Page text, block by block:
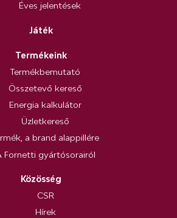
Éves jelentések
Játék
Termékeink
Termékbemutató
Összetevő kereső
Energia kalkulátor
Üzletkereső
a brand alappillére
Fornetti gyártósorairól
Közösség
CSR
Hírek